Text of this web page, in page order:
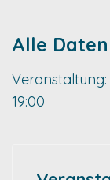
Alle Daten
Veranstaltung:
19:00